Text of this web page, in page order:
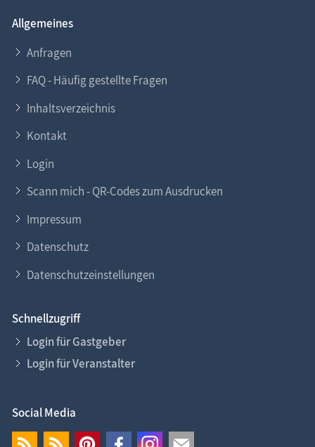
Allgemeines
Anfragen
FAQ - Häufig gestellte Fragen
Inhaltsverzeichnis
Kontakt
Login
Scann mich - QR-Codes zum Ausdrucken
Impressum
Datenschutz
Datenschutzeinstellungen
Schnellzugriff
Login für Gastgeber
Login für Veranstalter
Social Media